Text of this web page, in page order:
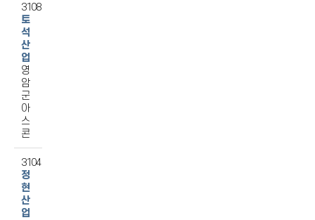
3108
토
석
산
업
영
암
군
아
스
콘
3104
정
현
산
업